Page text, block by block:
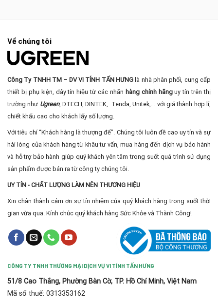
Về chúng tôi
Công Ty TNHH TM – DV VI TÍNH TẤN HƯNG là nhà phân phối, cung cấp
thiết bị phụ kiện, dây tín hiệu từ các nhãn hàng chính hãnguy tín trên thị
trường như Ugreen, DTECH, DINTEK, Tenda, Unitek,… với giá thành hợp lí,
chiết khấu cao cho khách lấy số lượng.
Với tiêu chí “Khách hàng là thượng đế”. Chúng tôi luôn đề cao uy tín và sự
hài lòng của khách hàng từ khâu tư vấn, mua hàng đến dịch vụ bảo hành
và hỗ trợ bảo hành giúp quý khách yên tâm trong suốt quá trình sử dụng
sản phẩm được bán ra từ công ty chúng tôi.
UY TÍN - CHẤT LƯỢNG LÀM NÊN THƯƠNG HIỆU
Xin chân thành cảm ơn sự tín nhiệm của quý khách hàng trong suốt thời
gian vừa qua. Kính chúc quý khách hàng Sức Khỏe và Thành Công!
CÔNG TY TNHH THƯƠNG MẠI DỊCH VỤ VI TÍNH TẤN HƯNG
51/8 Cao Thắng, Phường Bàn Cờ, TP. Hồ Chí Minh, Việt Nam
Mã số thuế: 0313353162